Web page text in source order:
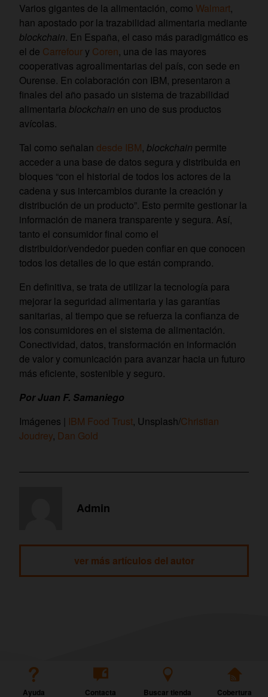
Varios gigantes de la alimentación, como Walmart,
han apostado por la trazabilidad alimentaria mediante
blockchain. En España, el caso más paradigmático es
el de Carrefour y Coren, una de las mayores
cooperativas agroalimentarias del país, con sede en
Ourense. En colaboración con IBM, presentaron a
finales del año pasado un sistema de trazabilidad
alimentaria blockchain en uno de sus productos
avícolas.
Tal como señalan desde IBM, blockchain permite
acceder a una base de datos segura y distribuida en
bloques “con el historial de todos los actores de la
cadena y sus intercambios durante la creación y
distribución de un producto”. Esto permite gestionar la
información de manera transparente y segura. Así,
tanto el consumidor final como el
distribuidor/vendedor pueden confiar en que conocen
todos los detalles de lo que están comprando.
En definitiva, se trata de utilizar la tecnología para
mejorar la seguridad alimentaria y las garantías
sanitarias, al tiempo que se refuerza la confianza de
los consumidores en el sistema de alimentación.
Conectividad, datos, transformación en información
de valor y comunicación para avanzar hacia un futuro
más eficiente, sostenible y seguro.
Por Juan F. Samaniego
Imágenes | IBM Food Trust, Unsplash/Christian
Joudrey, Dan Gold
Admin
ver más artículos del autor
Ayuda Contacta Buscar tienda Cobertura